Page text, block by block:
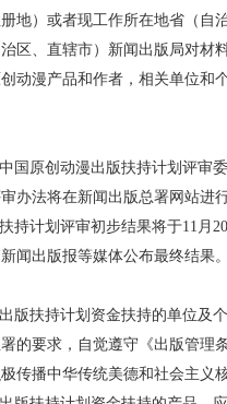
）或者现工作所在地省（自
区、直辖市）新闻出版局对材
漫产品和作者，相关单位和
原创动漫出版扶持计划评审
办法将在新闻出版总署网站进
计划评审初步结果将于11月
闻出版报等媒体公布最终结果
扶持计划资金扶持的单位及
的要求，自觉遵守《出版管理
传播中华传统美德和社会主义